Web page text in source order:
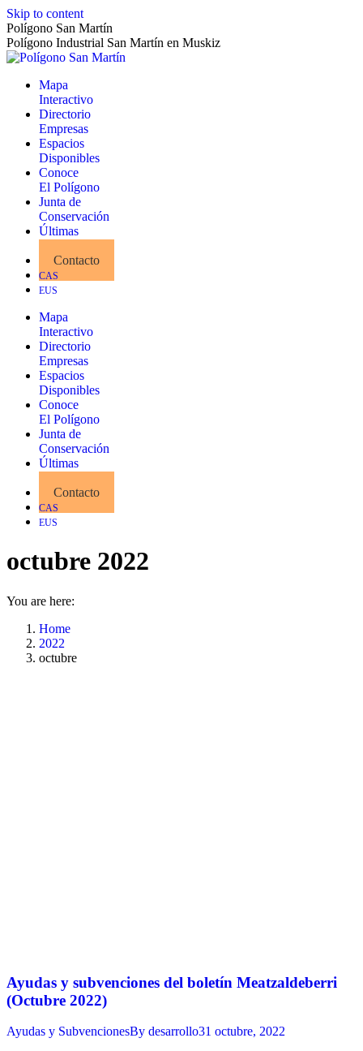
Skip to content
Polígono San Martín
Polígono Industrial San Martín en Muskiz
Mapa
Interactivo
Directorio
Empresas
Espacios
Disponibles
Conoce
El Polígono
Junta de
Conservación
Últimas
Contacto
CAS
EUS
Mapa
Interactivo
Directorio
Empresas
Espacios
Disponibles
Conoce
El Polígono
Junta de
Conservación
Últimas
Contacto
CAS
EUS
octubre 2022
You are here:
Home
2022
octubre
Ayudas y subvenciones del boletín Meatzaldeberri
(Octubre 2022)
Ayudas y SubvencionesBy desarrollo31 octubre, 2022